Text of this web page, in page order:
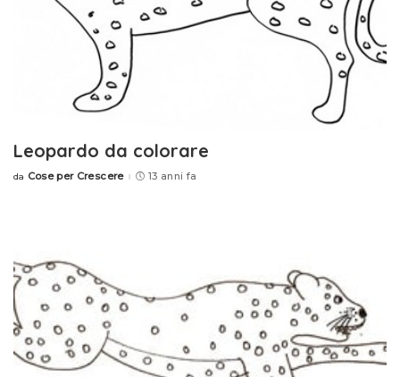
Leopardo da colorare
Posted
da Cose per Crescere 13 anni fa